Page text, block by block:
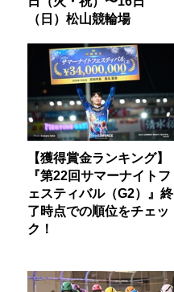
（日）松山競輪場
【獲得賞金ランキング】
『第22回サマーナイトフ
ェスティバル（G2）』終
了時点での順位をチェッ
ク！